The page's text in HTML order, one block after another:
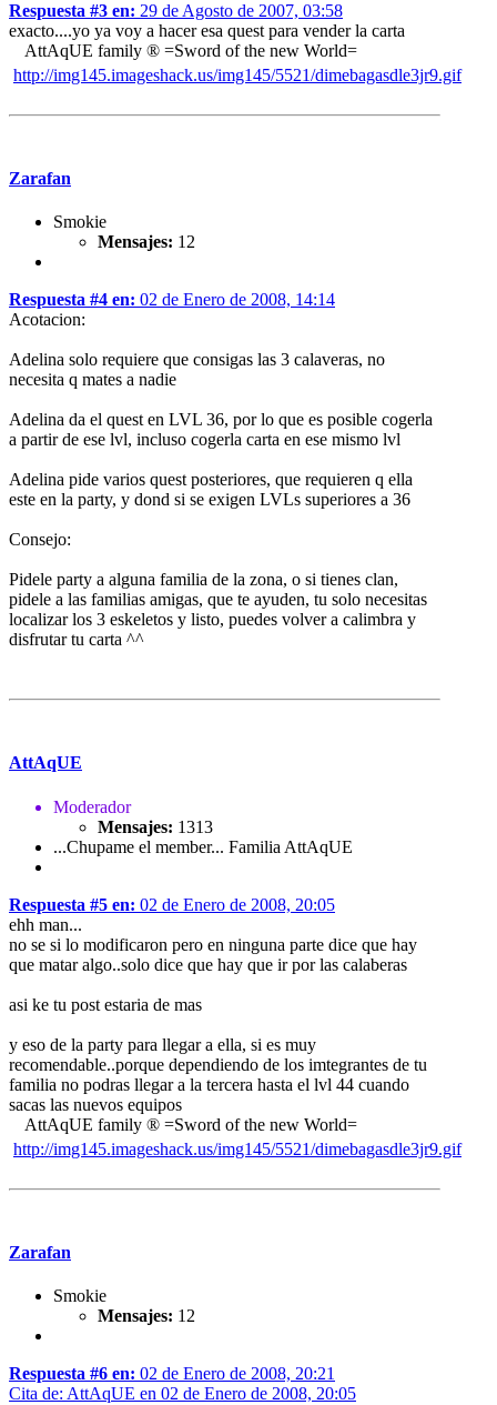
Respuesta #3 en: 29 de Agosto de 2007, 03:58
exacto....yo ya voy a hacer esa quest para vender la carta
family ® =Sword of the new World=
http://img145.imageshack.us/img145/5521/dimebagasdle3jr9.gif
Zarafan
Smokie
Mensajes: 12
Respuesta #4 en: 02 de Enero de 2008, 14:14
Acotacion:
Adelina solo requiere que consigas las 3 calaveras, no
necesita q mates a nadie
Adelina da el quest en LVL 36, por lo que es posible cogerla
a partir de ese lvl, incluso cogerla carta en ese mismo lvl
Adelina pide varios quest posteriores, que requieren q ella
este en la party, y dond si se exigen LVLs superiores a 36
Consejo:
Pidele party a alguna familia de la zona, o si tienes clan,
pidele a las familias amigas, que te ayuden, tu solo necesitas
localizar los 3 eskeletos y listo, puedes volver a calimbra y
disfrutar tu carta ^^
AttAqUE
Moderador
Mensajes: 1313
...Chupame el member... Familia AttAqUE
Respuesta #5 en: 02 de Enero de 2008, 20:05
ehh man...
no se si lo modificaron pero en ninguna parte dice que hay
que matar algo..solo dice que hay que ir por las calaberas
asi ke tu post estaria de mas
y eso de la party para llegar a ella, si es muy
recomendable..porque dependiendo de los imtegrantes de tu
familia no podras llegar a la tercera hasta el lvl 44 cuando
sacas las nuevos equipos
family ® =Sword of the new World=
http://img145.imageshack.us/img145/5521/dimebagasdle3jr9.gif
Zarafan
Smokie
Mensajes: 12
Respuesta #6 en: 02 de Enero de 2008, 20:21
Cita de: AttAqUE en 02 de Enero de 2008, 20:05